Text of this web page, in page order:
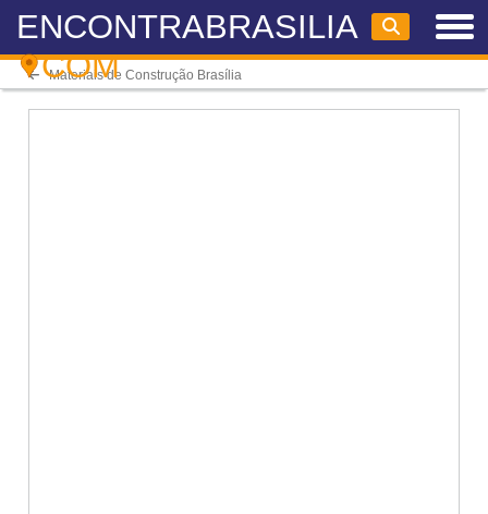
ENCONTRABRASILIA
COM
Materiais de Construção Brasília